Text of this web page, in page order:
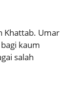
Khattab. Umar
kaum
salah